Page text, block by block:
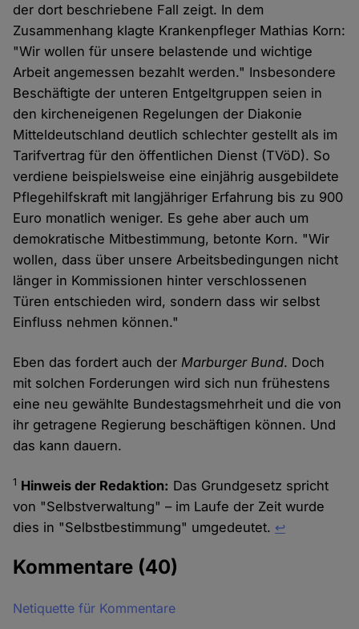
der dort beschriebene Fall zeigt. In dem
Zusammenhang klagte Krankenpfleger Mathias Korn:
"Wir wollen für unsere belastende und wichtige
Arbeit angemessen bezahlt werden." Insbesondere
Beschäftigte der unteren Entgeltgruppen seien in
den kircheneigenen Regelungen der Diakonie
Mitteldeutschland deutlich schlechter gestellt als im
Tarifvertrag für den öffentlichen Dienst (TVöD). So
verdiene beispielsweise eine einjährig ausgebildete
Pflegehilfskraft mit langjähriger Erfahrung bis zu 900
Euro monatlich weniger. Es gehe aber auch um
demokratische Mitbestimmung, betonte Korn. "Wir
wollen, dass über unsere Arbeitsbedingungen nicht
länger in Kommissionen hinter verschlossenen
Türen entschieden wird, sondern dass wir selbst
Einfluss nehmen können."
Eben das fordert auch derMarburger Bund. Doch
mit solchen Forderungen wird sich nun frühestens
eine neu gewählte Bundestagsmehrheit und die von
ihr getragene Regierung beschäftigen können. Und
das kann dauern.
1 Hinweis der Redaktion: Das Grundgesetz spricht
von "Selbstverwaltung" – im Laufe der Zeit wurde
dies in "Selbstbestimmung" umgedeutet. ↩︎
Kommentare (40)
Netiquette für Kommentare